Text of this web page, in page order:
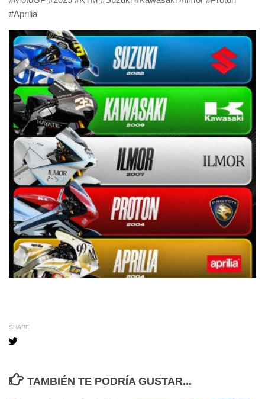
#Aprilia
SHARE
TAMBIÉN TE PODRÍA GUSTAR...